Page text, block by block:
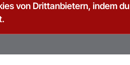
von Drittanbietern, indem du